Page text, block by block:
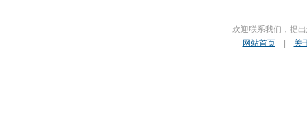
欢迎联系我们，提
网站首页| 关